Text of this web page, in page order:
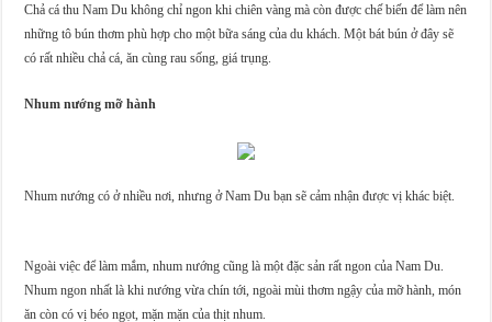
Chả cá thu Nam Du không chỉ ngon khi chiên vàng mà còn được chế biến để làm nên
những tô bún thơm phù hợp cho một bữa sáng của du khách. Một bát bún ở đây sẽ
có rất nhiều chả cá, ăn cùng rau sống, giá trụng.
Nhum nướng mỡ hành
Nhum nướng có ở nhiều nơi, nhưng ở Nam Du bạn sẽ cảm nhận được vị khác biệt.
Ngoài việc để làm mắm, nhum nướng cũng là một đặc sản rất ngon của Nam Du.
Nhum ngon nhất là khi nướng vừa chín tới, ngoài mùi thơm ngậy của mỡ hành, món
ăn còn có vị béo ngọt, mặn mặn của thịt nhum.